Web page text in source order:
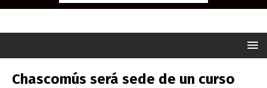
Chascomús será sede de un curso